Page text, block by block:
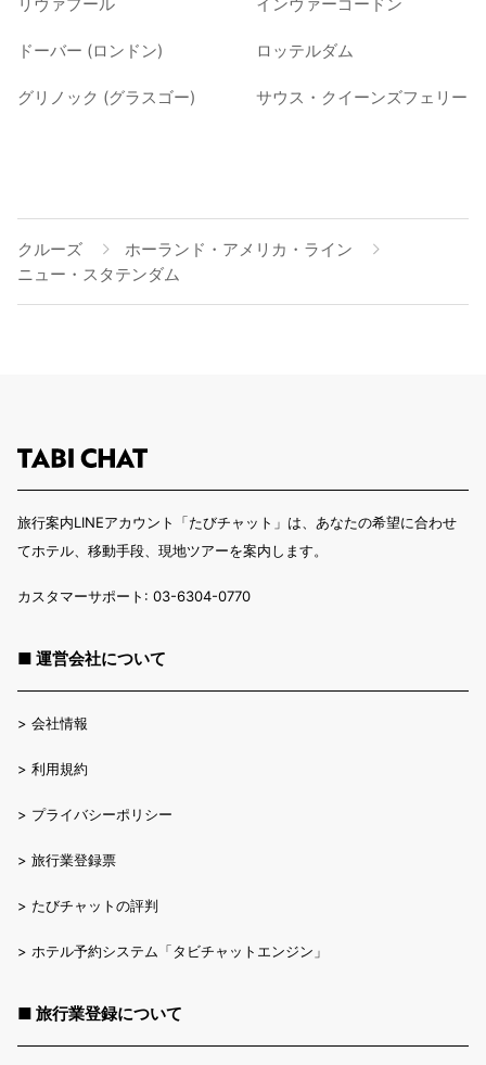
ドーバー (ロンドン) ロッテルダム
グリノック (グラスゴー) サウス・クイーンズフェリー
クルーズ
ホーランド・アメリカ・ライン
ニュー・スタテンダム
旅行案内LINEアカウント「たびチャット」は、あなたの希望に合わせ
てホテル、移動手段、現地ツアーを案内します。
カスタマーサポート: 03-6304-0770
■ 運営会社について
> 会社情報
> 利用規約
> プライバシーポリシー
> 旅行業登録票
> たびチャットの評判
> ホテル予約システム「タビチャットエンジン」
■ 旅行業登録について